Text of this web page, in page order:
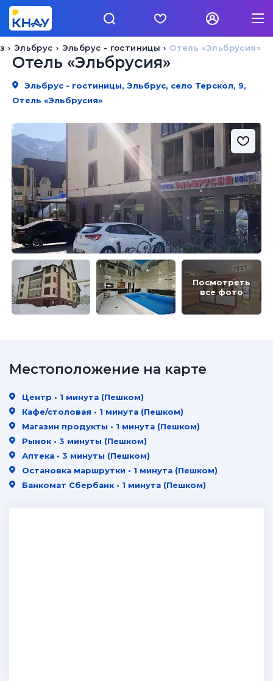
Отель «Эльбрусия»
Эльбрус - гостиницы
Эльбрус
Отель «Эльбрусия»
Эльбрус - гостиницы, Эльбрус, село Терскол, 9,
Отель «Эльбрусия»
Посмотреть
все фото
Местоположение на карте
Центр • 1 минута (Пешком)
Кафе/столовая • 1 минута (Пешком)
Магазин продукты • 1 минута (Пешком)
Рынок • 3 минуты (Пешком)
Аптека • 3 минуты (Пешком)
Остановка маршрутки • 1 минута (Пешком)
Банкомат Сбербанк • 1 минута (Пешком)